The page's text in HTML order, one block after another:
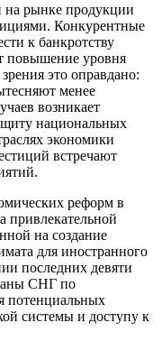
на рынке продукции
Конкурентные
к банкротству
повышение уровня
это оправдано:
менее
возникает
национальных
экономики
встречают
реформ в
привлекательной
на создание
для иностранного
последних девяти
СНГ по
потенциальных
системы и доступу к